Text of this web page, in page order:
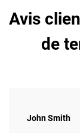
Avis
de
John Smith